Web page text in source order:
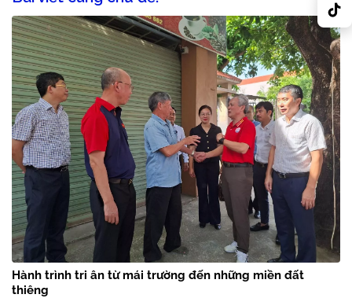
Hành trình tri ân từ mái trường đến những miền đất
thiêng